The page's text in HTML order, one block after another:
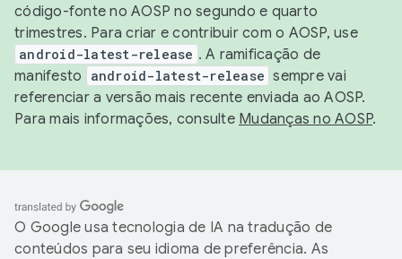
código-fonte no AOSP no segundo e quarto
trimestres. Para criar e contribuir com o AOSP, use
android-latest-release . A ramificação de
manifesto
android-latest-release sempre vai
referenciar a versão mais recente enviada ao AOSP.
Para mais informações, consulte Mudanças no AOSP.
O Google usa tecnologia de IA na tradução de
conteúdos para seu idioma de preferência. As